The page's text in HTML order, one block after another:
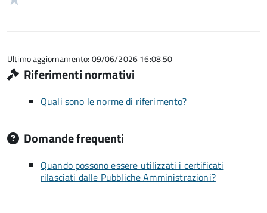
5
Ultimo aggiornamento: 09/06/2026 16:08.50
Riferimenti normativi
Quali sono le norme di riferimento?
Domande frequenti
Quando possono essere utilizzati i certificati
rilasciati dalle Pubbliche Amministrazioni?